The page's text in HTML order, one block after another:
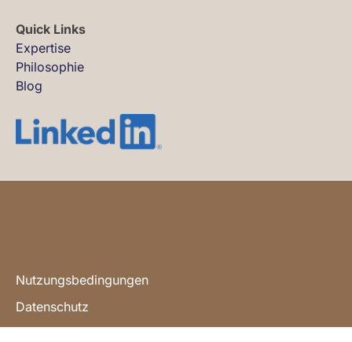
Nutzungsbedingungen
Datenschutz
Quick Links
Expertise
Philosophie
Blog